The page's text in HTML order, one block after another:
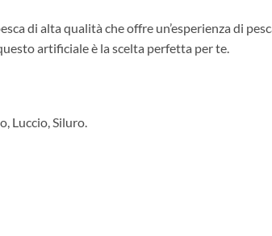
di alta qualità che offre un’esperienza di
artificiale è la scelta perfetta per te.
Luccio, Siluro.